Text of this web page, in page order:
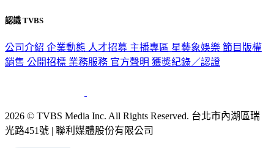
認識 TVBS
公司介紹 企業動態 人才招募 主播專區 星藝象娛樂 節目版權
銷售 公開招標 業務服務 官方聲明 獲獎紀錄／認證
2026 © TVBS Media Inc. All Rights Reserved. 台北市內湖區瑞
光路451號 | 聯利媒體股份有限公司